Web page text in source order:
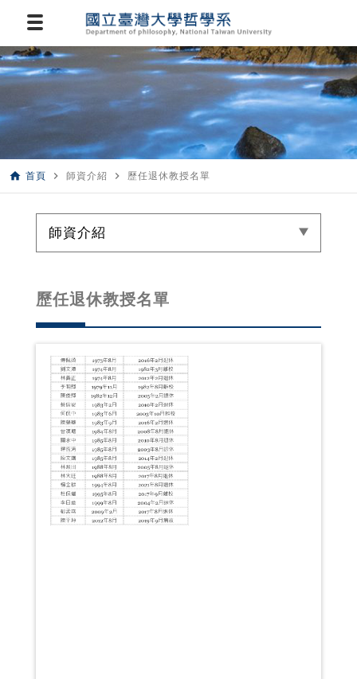
home 首頁 navigate_next 師資介紹 navigate_next 歷任退休教授名單
師資介紹
歷任退休教授名單